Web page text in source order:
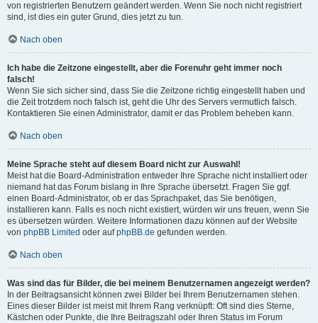
von registrierten Benutzern geändert werden. Wenn Sie noch nicht registriert
sind, ist dies ein guter Grund, dies jetzt zu tun.
Nach oben
Ich habe die Zeitzone eingestellt, aber die Forenuhr geht immer noch
falsch!
Wenn Sie sich sicher sind, dass Sie die Zeitzone richtig eingestellt haben und
die Zeit trotzdem noch falsch ist, geht die Uhr des Servers vermutlich falsch.
Kontaktieren Sie einen Administrator, damit er das Problem beheben kann.
Nach oben
Meine Sprache steht auf diesem Board nicht zur Auswahl!
Meist hat die Board-Administration entweder Ihre Sprache nicht installiert oder
niemand hat das Forum bislang in Ihre Sprache übersetzt. Fragen Sie ggf.
einen Board-Administrator, ob er das Sprachpaket, das Sie benötigen,
installieren kann. Falls es noch nicht existiert, würden wir uns freuen, wenn Sie
es übersetzen würden. Weitere Informationen dazu können auf der Website
von phpBB Limited oder aufphpBB.de gefunden werden.
Nach oben
Was sind das für Bilder, die bei meinem Benutzernamen angezeigt werden?
In der Beitragsansicht können zwei Bilder bei Ihrem Benutzernamen stehen.
Eines dieser Bilder ist meist mit Ihrem Rang verknüpft: Oft sind dies Sterne,
Kästchen oder Punkte, die Ihre Beitragszahl oder Ihren Status im Forum